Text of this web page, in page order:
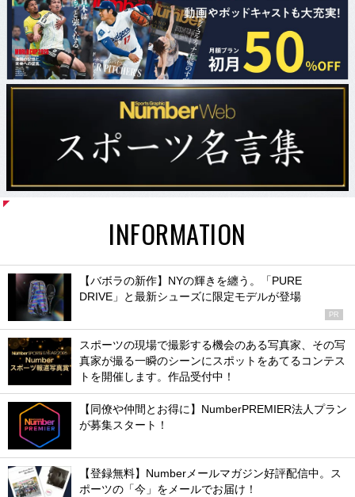
INFORMATION
【バボラの新作】NYの輝きを纏う。「PURE
DRIVE」と最新シューズに限定モデルが登場
PR
スポーツの現場で撮影する機会のある写真家、その写
真家が撮る一瞬のシーンにスポットをあてるコンテス
トを開催します。作品受付中！
【同僚や仲間とお得に】NumberPREMIER法人プラン
が募集スタート！
【登録無料】Numberメールマガジン好評配信中。ス
ポーツの「今」をメールでお届け！